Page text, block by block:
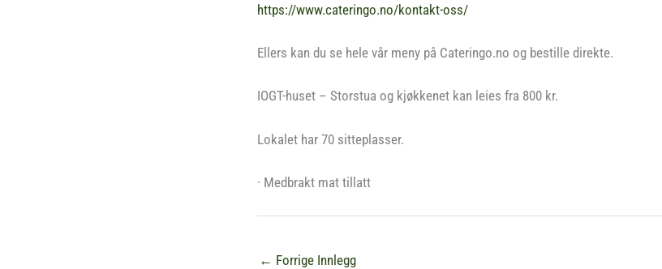
https://www.cateringo.no/kontakt-oss/
Ellers kan du se hele vår meny på Cateringo.no og bestille direkte.
IOGT-huset – Storstua og kjøkkenet kan leies fra 800 kr.
Lokalet har 70 sitteplasser.
· Medbrakt mat tillatt
← Forrige Innlegg